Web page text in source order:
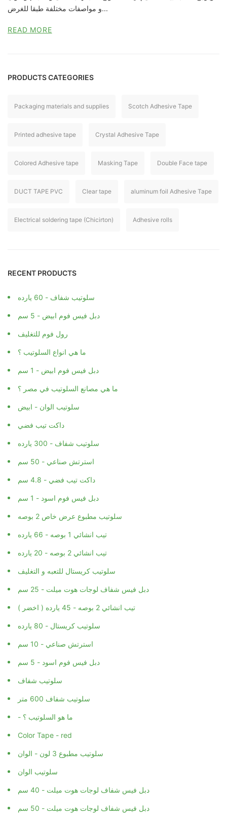
READ MORE
PRODUCTS CATEGORIES
Packaging materials and supplies Scotch Adhesive Tape
Printed adhesive tape Crystal Adhesive Tape
Colored Adhesive tape Masking Tape Double Face tape
DUCT TAPE PVC Clear tape aluminum foil Adhesive Tape
Electrical soldering tape (Chicirton) Adhesive rolls
RECENT PRODUCTS
سلوتيب شفاف - 60 يارده
دبل فيس فوم ابيض - 5 سم
رول فوم للتغليف
ما هي انواع السلوتيب ؟
دبل فيس فوم ابيض - 1 سم
ما هي مصانع السلوتيب في مصر ؟
سلوتيب الوان - ابيض
داكت تيب فضي
سلوتيب شفاف - 300 يارده
استرتش صناعي - 50 سم
داكت تيب فضي - 4.8 سم
دبل فيس فوم اسود - 1 سم
سلوتيب مطبوع عرض خاص 2 بوصه
تيب انشائي 1 بوصه - 66 يارده
تيب انشائي 2 بوصه - 20 يارده
سلوتيب كريستال للتعبه و التغليف
دبل فيس شفاف لوجات هوت ميلت - 25 سم
تيب انشائي 2 بوصه - 45 يارده ( اخضر )
سلوتيب كريستال - 80 يارده
استرتش صناعي - 10 سم
دبل فيس فوم اسود - 5 سم
سلوتيب شفاف
سلوتيب شفاف 600 متر
- ما هو السلوتيب ؟
Color Tape - red
سلوتيب مطبوع 3 لون - الوان
سلوتيب الوان
دبل فيس شفاف لوجات هوت ميلت - 40 سم
دبل فيس شفاف لوجات هوت ميلت - 50 سم